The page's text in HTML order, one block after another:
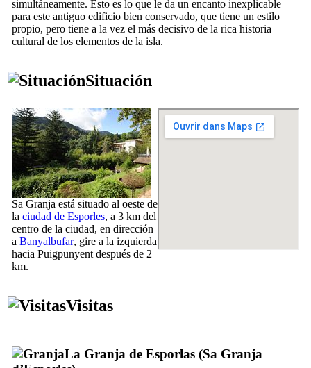
simultáneamente. Esto es lo que le da un encanto inexplicable
para este antiguo edificio bien conservado, que tiene un estilo
propio, pero tiene a la vez el más decisivo de la rica historia
cultural de los elementos de la isla.
Situación
Sa Granja está situado al oeste de
la ciudad de Esporles, a 3 km del
centro de la ciudad, en dirección
a Banyalbufar, gire a la izquierda
hacia Puigpunyent después de 2
km.
Visitas
La Granja de Esporlas (Sa Granja